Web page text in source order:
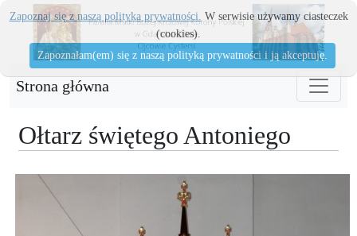
Strona główna
Ołtarz świętego Antoniego
Zapoznaj się z naszą polityka prywatności. W serwisie używamy ciasteczek
(cookies).
Zapoznałam(em) się z naszą polityką prywatności i ją akceptuję.